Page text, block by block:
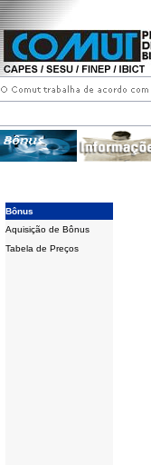
Bônus
Aquisição de Bônus
Tabela de Preços